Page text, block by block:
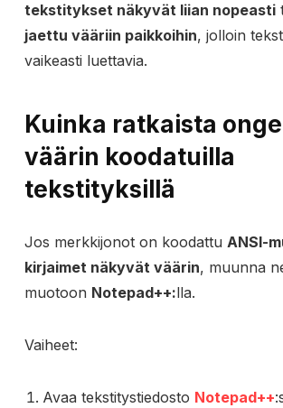
tekstitykset näkyvät liian nopeasti
jaettu vääriin paikkoihin, jolloin
vaikeasti luettavia.
Kuinka ratkaista
väärin koodatuilla
tekstityksillä
Jos merkkijonot on koodattu ANSI-
kirjaimet näkyvät väärin, muunna
muotoon Notepad++:lla.
Vaiheet:
Avaa tekstitystiedosto Notepad++